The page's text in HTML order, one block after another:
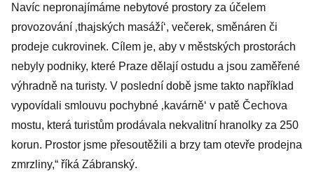
Navíc nepronajímáme nebytové prostory za účelem
provozování ‚thajských masáží‘, večerek, směnáren či
prodeje cukrovinek. Cílem je, aby v městských prostorách
nebyly podniky, které Praze dělají ostudu a jsou zaměřené
výhradně na turisty. V poslední době jsme takto například
vypovídali smlouvu pochybné ‚kavárně‘ v patě Čechova
mostu, která turistům prodávala nekvalitní hranolky za 250
korun. Prostor jsme přesoutěžili a brzy tam otevře prodejna
zmrzliny,“ říká Zábranský.